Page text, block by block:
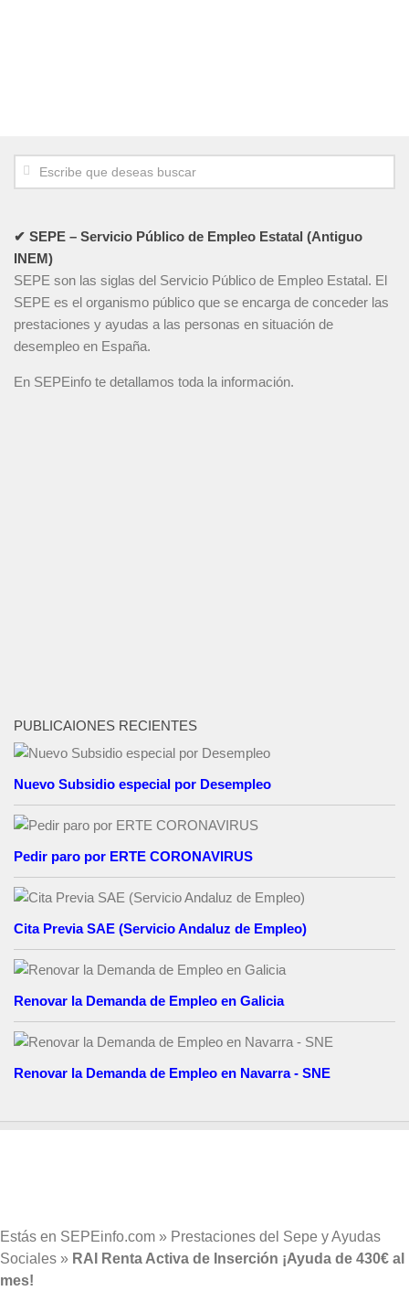
✔ SEPE – Servicio Público de Empleo Estatal (Antiguo
INEM)
SEPE son las siglas del Servicio Público de Empleo Estatal. El
SEPE es el organismo público que se encarga de conceder las
prestaciones y ayudas a las personas en situación de
desempleo en España.
En SEPEinfo te detallamos toda la información.
PUBLICAIONES RECIENTES
Nuevo Subsidio especial por Desempleo
Pedir paro por ERTE CORONAVIRUS
Cita Previa SAE (Servicio Andaluz de Empleo)
Renovar la Demanda de Empleo en Galicia
Renovar la Demanda de Empleo en Navarra - SNE
Estás en SEPEinfo.com » Prestaciones del Sepe y Ayudas
Sociales » RAI Renta Activa de Inserción ¡Ayuda de 430€ al
mes!